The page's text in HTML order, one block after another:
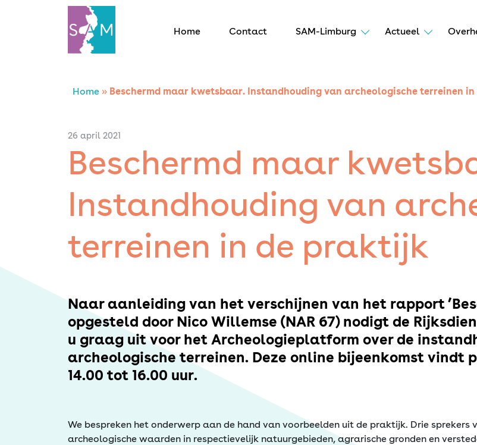
Home Contact SAM-Limburg Actueel
Home
Contact
SAM Limburg
Actueel
Overheid
Home » Beschermd maar kwetsbaar. Instandhouding van archeologische terreinen
26 april 2021
Beschermd maar
Instandhouding van
terreinen in de praktijk
Naar aanleiding van het verschijnen van het rapport
opgesteld door Nico Willemse (NAR 67) nodigt de
u graag uit voor het Archeologieplatform over de
archeologische terreinen. Deze online bijeenkomst vindt
14.00 tot 16.00 uur.
We bespreken het onderwerp aan de hand van voorbeelden uit de praktijk. Drie
archeologische waarden in respectievelijk natuurgebieden, agrarische gronden en